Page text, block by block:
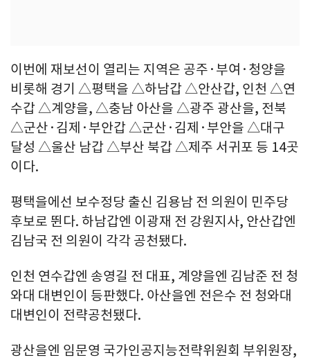
이번에 재보선이 열리는 지역은 공주·부여·청양을
비롯해 경기 △평택을 △하남갑 △안산갑, 인천 △연
수갑 △계양을, △충남 아산을 △광주 광산을, 전북
△군산·김제·부안갑 △군산·김제·부안을 △대구
달성 △울산 남갑 △부산 북갑 △제주 서귀포 등 14곳
이다.
평택을에선 보수정당 출신 김용남 전 의원이 민주당
후보로 뛴다. 하남갑엔 이광재 전 강원지사, 안산갑엔
김남국 전 의원이 각각 공천됐다.
인천 연수갑엔 송영길 전 대표, 계양을엔 김남준 전 청
와대 대변인이 등판했다. 아산을엔 전은수 전 청와대
대변인이 전략공천됐다.
광산을엔 임문영 국가인공지능전략위원회 부위원장,